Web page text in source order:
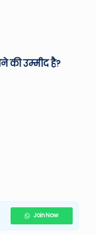
की उम्मीद है?
Join Now